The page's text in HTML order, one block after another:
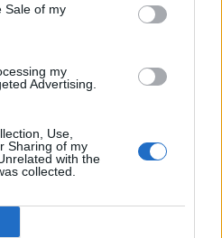
Sale of my
my
Advertising.
Use,
Sharing of my
with the
collected.
των νεκρών στην
ο Gábor Bodrogai -
«Η κλιματική κρίση
ως άλλοθι»